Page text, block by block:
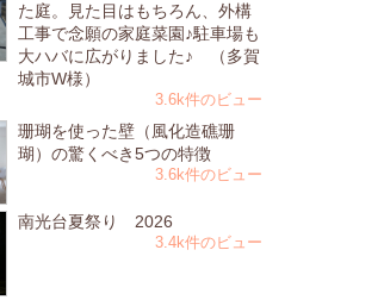
た庭。見た目はもちろん、外構
工事で念願の家庭菜園♪駐車場も
大ハバに広がりました♪ （多賀
城市W様）
3.6k件のビュー
珊瑚を使った壁（風化造礁珊
瑚）の驚くべき5つの特徴
3.6k件のビュー
南光台夏祭り 2026
3.4k件のビュー